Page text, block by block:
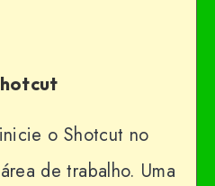
o Shotcut no
de trabalho. Uma